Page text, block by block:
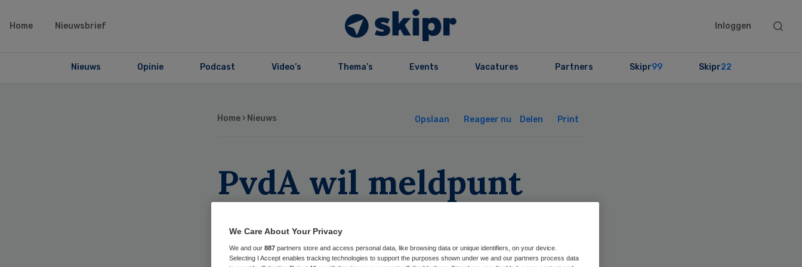
Home Nieuwsbrief Inloggen
Search
Nieuws Opinie Podcast Video’s Thema’s Events Vacatures Partners Skipr99 Skipr22
Home › Nieuws Opslaan Reageer nu Delen Print
PvdA wil meldpunt
tegen verspilling in
zorg
We Care About Your Privacy
We and our 887 partners store and access personal data, like browsing data or unique identifiers, on your device.
Selecting I Accept enables tracking technologies to support the purposes shown under we and our partners process data